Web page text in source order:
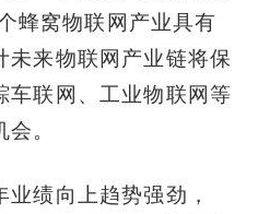
蜂窝物联网产业具有
未来物联网产业链将保
车联网、工业物联网等
。
绩向上趋势强劲，